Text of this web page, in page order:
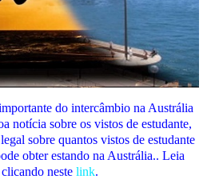
do intercâmbio na Austrália
notícia sobre os vistos de estudante,
sobre quantos vistos de estudante
obter estando na Austrália.. Leia
neste link.